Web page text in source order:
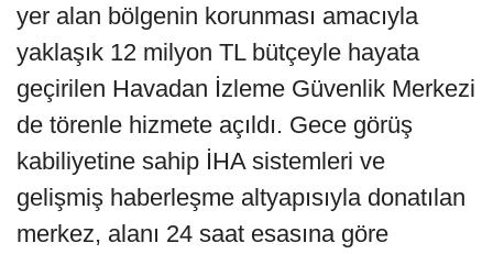
yer alan bölgenin korunması amacıyla
yaklaşık 12 milyon TL bütçeyle hayata
geçirilen Havadan İzleme Güvenlik Merkezi
de törenle hizmete açıldı. Gece görüş
kabiliyetine sahip İHA sistemleri ve
gelişmiş haberleşme altyapısıyla donatılan
merkez, alanı 24 saat esasına göre